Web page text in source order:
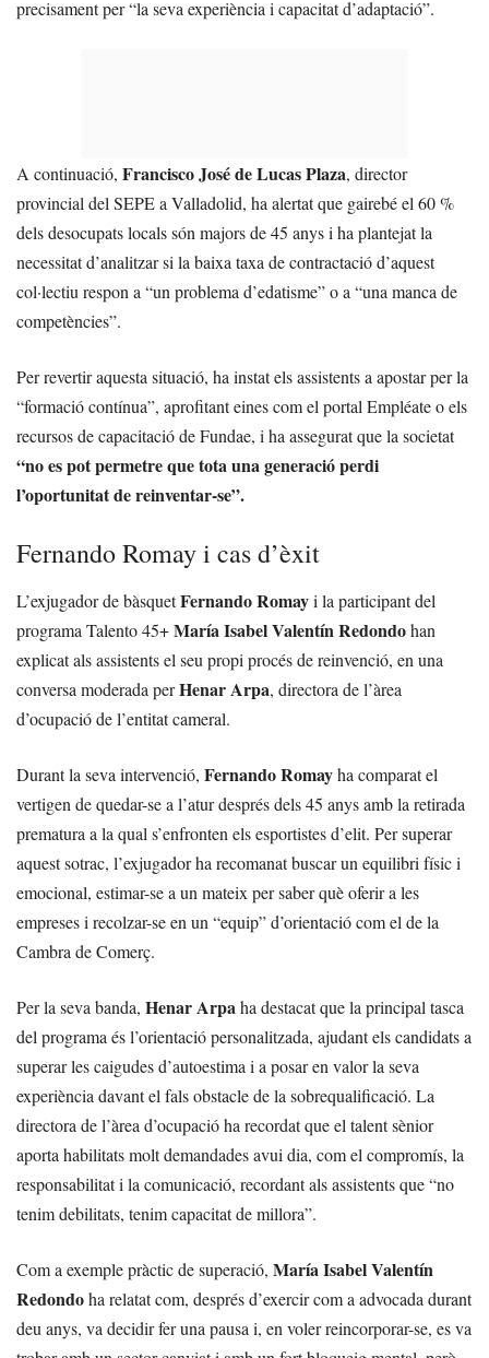
precisament per “la seva experiència i capacitat d’adaptació”.
A continuació, Francisco José de Lucas Plaza, director
provincial del SEPE a Valladolid, ha alertat que gairebé el 60 %
dels desocupats locals són majors de 45 anys i ha plantejat la
necessitat d’analitzar si la baixa taxa de contractació d’aquest
col·lectiu respon a “un problema d’edatisme” o a “una manca de
competències”.
Per revertir aquesta situació, ha instat els assistents a apostar per la
“formació contínua”, aprofitant eines com el portal Empléate o els
recursos de capacitació de Fundae, i ha assegurat que la societat
“no es pot permetre que tota una generació perdi
l’oportunitat de reinventar-se”.
Fernando Romay i cas d’èxit
L’exjugador de bàsquetFernando Romayi la participant del
programa Talento 45+María Isabel Valentín Redondohan
explicat als assistents el seu propi procés de reinvenció, en una
conversa moderada perHenar Arpa, directora de l’àrea
d’ocupació de l’entitat cameral.
Durant la seva intervenció, Fernando Romayha comparat el
vertigen de quedar-se a l’atur després dels 45 anys amb la retirada
prematura a la qual s’enfronten els esportistes d’elit. Per superar
aquest sotrac, l’exjugador ha recomanat buscar un equilibri físic i
emocional, estimar-se a un mateix per saber què oferir a les
empreses i recolzar-se en un “equip” d’orientació com el de la
Cambra de Comerç.
Per la seva banda, Henar Arpaha destacat que la principal tasca
del programa és l’orientació personalitzada, ajudant els candidats a
superar les caigudes d’autoestima i a posar en valor la seva
experiència davant el fals obstacle de la sobrequalificació. La
directora de l’àrea d’ocupació ha recordat que el talent sènior
aporta habilitats molt demandades avui dia, com el compromís, la
responsabilitat i la comunicació, recordant als assistents que “no
tenim debilitats, tenim capacitat de millora”.
Com a exemple pràctic de superació, María Isabel Valentín
Redondoha relatat com, després d’exercir com a advocada durant
deu anys, va decidir fer una pausa i, en voler reincorporar-se, es va